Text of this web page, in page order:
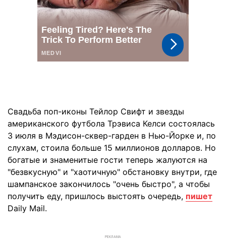
Свадьба поп-иконы Тейлор Свифт и звезды
американского футбола Трэвиса Келси состоялась
3 июля в Мэдисон-сквер-гарден в Нью-Йорке и, по
слухам, стоила больше 15 миллионов долларов. Но
богатые и знаменитые гости теперь жалуются на
"безвкусную" и "хаотичную" обстановку внутри, где
шампанское закончилось "очень быстро", а чтобы
получить еду, пришлось выстоять очередь, пишет
Daily Mail.
РЕКЛАМА